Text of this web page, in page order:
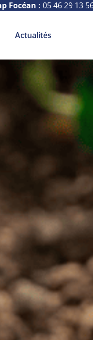
Focéan : 05 46 29 13
Actualités